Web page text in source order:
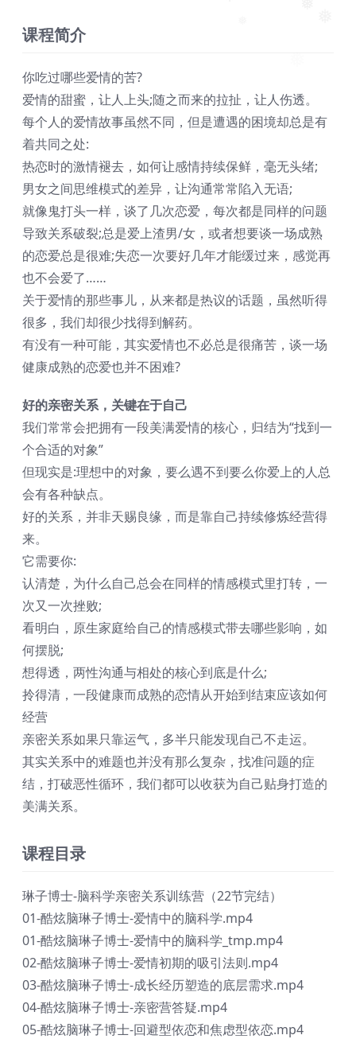
课程简介
你吃过哪些爱情的苦?
爱情的甜蜜，让人上头;随之而来的拉扯，让人伤透。
每个人的爱情故事虽然不同，但是遭遇的困境却总是有
着共同之处:
热恋时的激情褪去，如何让感情持续保鲜，毫无头绪;
男女之间思维模式的差异，让沟通常常陷入无语;
就像鬼打头一样，谈了几次恋爱，每次都是同样的问题
导致关系破裂;总是爱上渣男/女，或者想要谈一场成熟
的恋爱总是很难;失恋一次要好几年才能缓过来，感觉再
也不会爱了……
关于爱情的那些事儿，从来都是热议的话题，虽然听得
很多，我们却很少找得到解药。
有没有一种可能，其实爱情也不必总是很痛苦，谈一场
健康成熟的恋爱也并不困难?
好的亲密关系，关键在于自己
我们常常会把拥有一段美满爱情的核心，归结为“找到一
个合适的对象”
但现实是:理想中的对象，要么遇不到要么你爱上的人总
会有各种缺点。
好的关系，并非天赐良缘，而是靠自己持续修炼经营得
来。
它需要你:
认清楚，为什么自己总会在同样的情感模式里打转，一
次又一次挫败;
看明白，原生家庭给自己的情感模式带去哪些影响，如
何摆脱;
想得透，两性沟通与相处的核心到底是什么;
拎得清，一段健康而成熟的恋情从开始到结束应该如何
经营
亲密关系如果只靠运气，多半只能发现自己不走运。
其实关系中的难题也并没有那么复杂，找准问题的症
结，打破恶性循环，我们都可以收获为自己贴身打造的
美满关系。
课程目录
琳子博士-脑科学亲密关系训练营（22节完结）
01-酷炫脑琳子博士-爱情中的脑科学.mp4
01-酷炫脑琳子博士-爱情中的脑科学_tmp.mp4
02-酷炫脑琳子博士-爱情初期的吸引法则.mp4
03-酷炫脑琳子博士-成长经历塑造的底层需求.mp4
04-酷炫脑琳子博士-亲密营答疑.mp4
05-酷炫脑琳子博士-回避型依恋和焦虑型依恋.mp4